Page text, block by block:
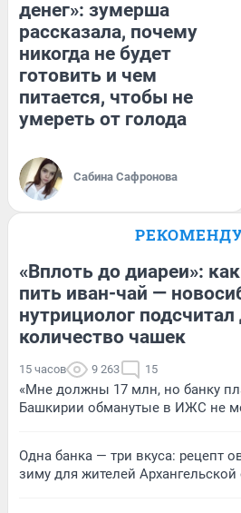
денег»: зумерша
рассказала, почему
никогда не будет
готовить и чем
питается, чтобы не
умереть от голода
Сабина Сафронова
«Вплоть до диареи»:
пить иван-чай —
нутрициолог
количество чашек
15 часов 9 263 15
«Мне должны 17 млн, но банку
Башкирии обманутые в ИЖС не
Одна банка — три вкуса: рецепт
зиму для жителей Архангельской